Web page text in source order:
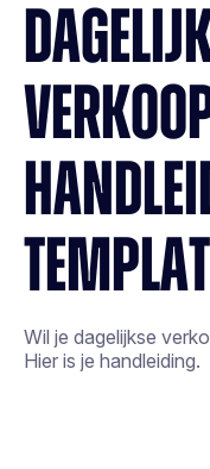
Wil je dagelijkse
Hier is je handleiding.